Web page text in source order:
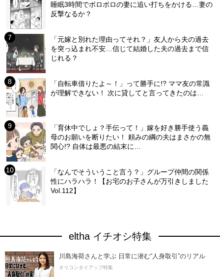
睡眠3時間でボロボロの妻に追い打ちをかける…妻の
反撃なるか？
「元嫁と別れた理由ってそれ？」友人から夫の過去
を突っ込まれ不安…信じて結婚した夫の過去まで信
じれる？
「自転車借りたよ～！」って勝手に!? ママ友の常識
が理解できない！ 次に貸してと言ってきたのは…
「育休中でしょ？手伝って！」嫁を好き勝手使う義
母のお願いを断りたい！ 頼みの綱の夫はまさかの無
関心!? 自体は最悪の結末に…
「なんでそういうこと言う？」グループ仲間の関係
性にハラハラ！【お宅のお子さんが万引きしました
Vol.112】
eltha イチオシ特集
川島海荷さんと学ぶ 日常に潜む“人身取引”のリアル
オリコンタイアップ特集